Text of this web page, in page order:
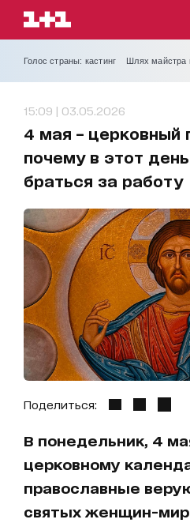
Голос страны: кастинг Шлях майстра
15:09 | 03.05.2026
4 мая – церковный
почему в этот
браться за работу
Поделиться:
В понедельник, 4
церковному
православные
святых женщин-